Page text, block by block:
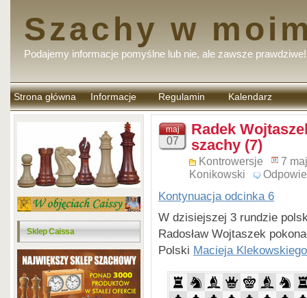
Szachy w
Podajemy informacje pomyślne lub nie, ale zawsze prawdziwe!
Strona główna Informacje Regulamin
komentarzy
Kalendarz
Sklep Caissa
maj
07
Radek
szachy (7)
Kontrowersje
7
Konikowski
Kontynuacja odcinka 6
W dzisiejszej 3 rundzie
Radosław Wojtaszek
Polski Macieja Klekowskiego